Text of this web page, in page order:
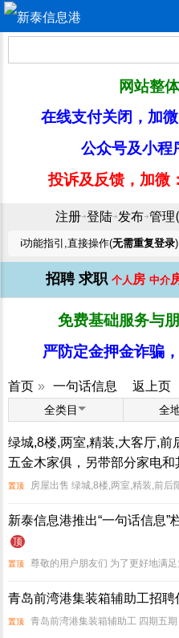
网站整
在线支付关闭，加
公众号及小程
投诉及反馈，加
注册➜登陆➜ 发布➜管理
ℹ️功能指引,直接操作(无需重复登录)
招聘 求职 个人 房 中介
免费基础服务与
严防定金押金诈骗
首页 » 一句话信息 返上页
全类目 全
绿城,8楼,两室,精装,大客厅,前
五金木家俱，另带部分家电和
置顶 房屋出售 绿城,8楼,两室,精装,前
万)。另带部分家电和其他家具
新泰信息港推出“一句话信息”
顶
置顶 尊敬的用户朋友们 为了更好地满
们提出了宝贵的建议 在新泰信息港网
青岛前湾港集装箱辅助工招聘
置顶 青岛前湾港集装箱辅助工 四期五